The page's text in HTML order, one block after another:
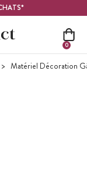
0
Matériel Décoration